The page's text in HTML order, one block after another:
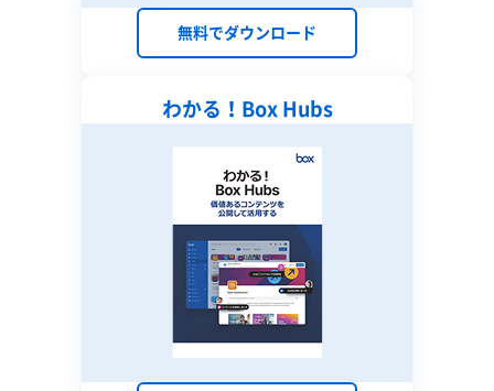
無料でダウンロード
わかる！Box Hubs